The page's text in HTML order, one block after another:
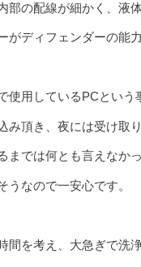
部の配線が細かく、液
がディフェンダーの能
使用しているPCという
み頂き、夜には受け取
までは何とも言えなか
うなので一安心です。
間を考え、大急ぎで洗